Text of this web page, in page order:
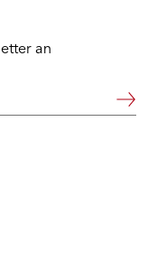
an
Weiter